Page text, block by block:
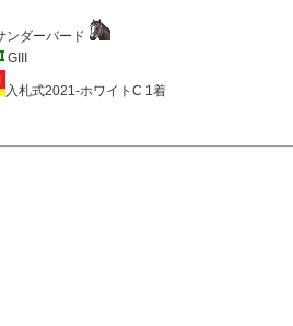
ンダーバード
GIII
入札式2021-ホワイトC 1着